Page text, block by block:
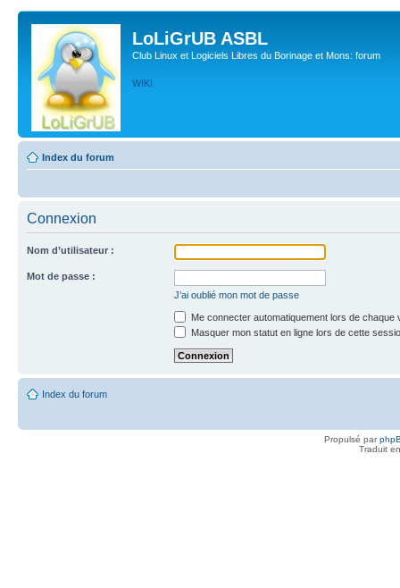
LoLiGrUB ASBL
Club Linux et Logiciels Libres du Borinage et Mons: forum
WIKI
Index du forum
Connexion
Nom d’utilisateur :
Mot de passe :
J’ai oublié mon mot de passe
Me connecter automatiquement lors de chaque
Masquer mon statut en ligne lors de cette
Index du forum
Propulsé par
Traduit